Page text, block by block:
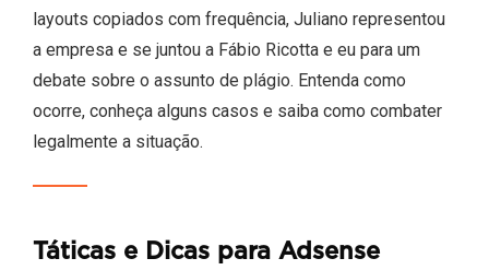
layouts copiados com frequência, Juliano representou
a empresa e se juntou a Fábio Ricotta e eu para um
debate sobre o assunto de plágio. Entenda como
ocorre, conheça alguns casos e saiba como combater
legalmente a situação.
Táticas e Dicas para Adsense